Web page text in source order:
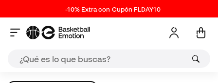
-10% Extra con Cupón FLDAY10